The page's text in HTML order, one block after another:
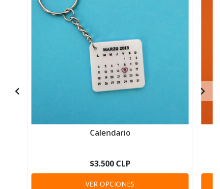
Calendario
$3.500 CLP
VER OPCIONES